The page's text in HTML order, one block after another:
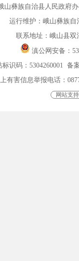
山彝族自治县人民政府
运行维护：峨山彝族自
联系地址：峨山县双
滇公网安备：
标识码：5304260001 备
有害信息举报电话：
网站支